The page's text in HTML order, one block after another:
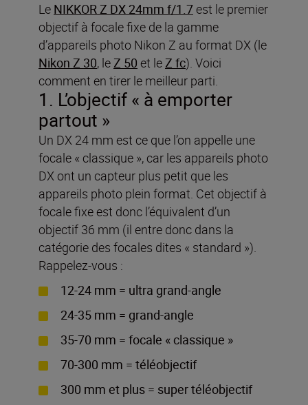
Le NIKKOR Z DX 24mm f/1.7 est le premier
objectif à focale fixe de la gamme
d’appareils photo Nikon Z au format DX (le
Nikon Z 30, leZ 50 et leZ fc). Voici
comment en tirer le meilleur parti.
1. L’objectif « à emporter
partout »
Un DX 24 mm est ce que l’on appelle une
focale « classique », car les appareils photo
DX ont un capteur plus petit que les
appareils photo plein format. Cet objectif à
focale fixe est donc l’équivalent d’un
objectif 36 mm (il entre donc dans la
catégorie des focales dites « standard »).
Rappelez-vous :
12-24 mm = ultra grand-angle
24-35 mm = grand-angle
35-70 mm = focale « classique »
70-300 mm = téléobjectif
300 mm et plus = super téléobjectif